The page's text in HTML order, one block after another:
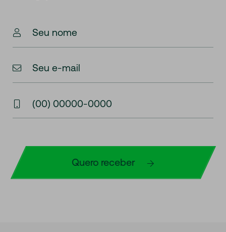
Seu nome
Seu e-mail
(00) 00000-0000
Quero receber